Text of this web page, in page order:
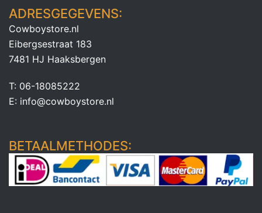
ADRESGEGEVENS:
Cowboystore.nl
Eibergsestraat 183
7481 HJ Haaksbergen
T: 06-18085222
E: info@cowboystore.nl
BETAALMETHODES: